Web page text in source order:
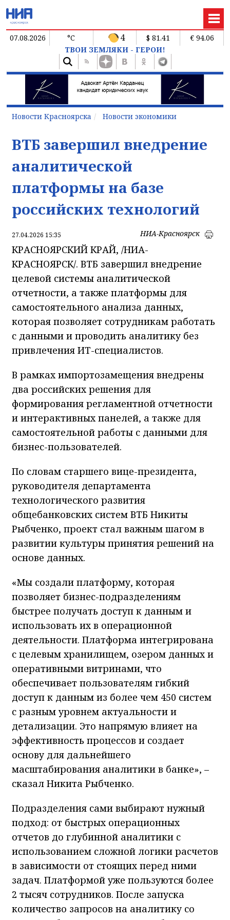
07.08.2026 °C 4 $ 81.41
€ 94.06
ТВОИ ЗЕМЛЯКИ - ГЕРОИ!
Новости Красноярска Новости экономики
ВТБ завершил внедрение
аналитической
платформы на базе
российских технологий
27.04.2026 15:35 НИА-Красноярск
КРАСНОЯРСКИЙ КРАЙ, /НИА-
КРАСНОЯРСК/. ВТБ завершил внедрение
целевой системы аналитической
отчетности, а также платформы для
самостоятельного анализа данных,
которая позволяет сотрудникам работать
с данными и проводить аналитику без
привлечения ИТ-специалистов.
В рамках импортозамещения внедрены
два российских решения для
формирования регламентной отчетности
и интерактивных панелей, а также для
самостоятельной работы с данными для
бизнес-пользователей.
По словам старшего вице-президента,
руководителя департамента
технологического развития
общебанковских систем ВТБ Никиты
Рыбченко, проект стал важным шагом в
развитии культуры принятия решений на
основе данных.
«Мы создали платформу, которая
позволяет бизнес-подразделениям
быстрее получать доступ к данным и
использовать их в операционной
деятельности. Платформа интегрирована
с целевым хранилищем, озером данных и
оперативными витринами, что
обеспечивает пользователям гибкий
доступ к данным из более чем 450 систем
с разным уровнем актуальности и
детализации. Это напрямую влияет на
эффективность процессов и создает
основу для дальнейшего
масштабирования аналитики в банке», –
сказал Никита Рыбченко.
Подразделения сами выбирают нужный
подход: от быстрых операционных
отчетов до глубинной аналитики с
использованием сложной логики расчетов
в зависимости от стоящих перед ними
задач. Платформой уже пользуются более
2 тысяч сотрудников. После запуска
количество запросов на аналитику со